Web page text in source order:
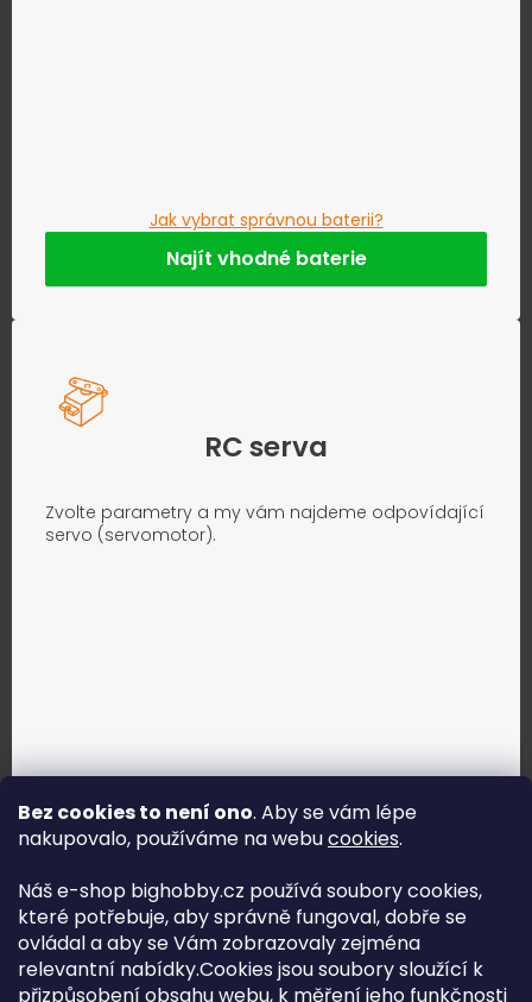
Bez cookies to není ono. Aby se vám lépe
nakupovalo, používáme na webucookies.
Náš e-shop bighobby.cz používá soubory cookies,
které potřebuje, aby správně fungoval, dobře se
ovládal a aby se Vám zobrazovaly zejména
relevantní nabídky.Cookies jsou soubory sloužící k
přizpůsobení obsahu webu, k měření jeho funkčnosti
Jak vybrat správnou baterii?
Najít vhodné baterie
RC serva
Zvolte parametry a my vám najdeme odpovídající
servo (servomotor).
Jak vybrat správné servo?
Najít správné servo